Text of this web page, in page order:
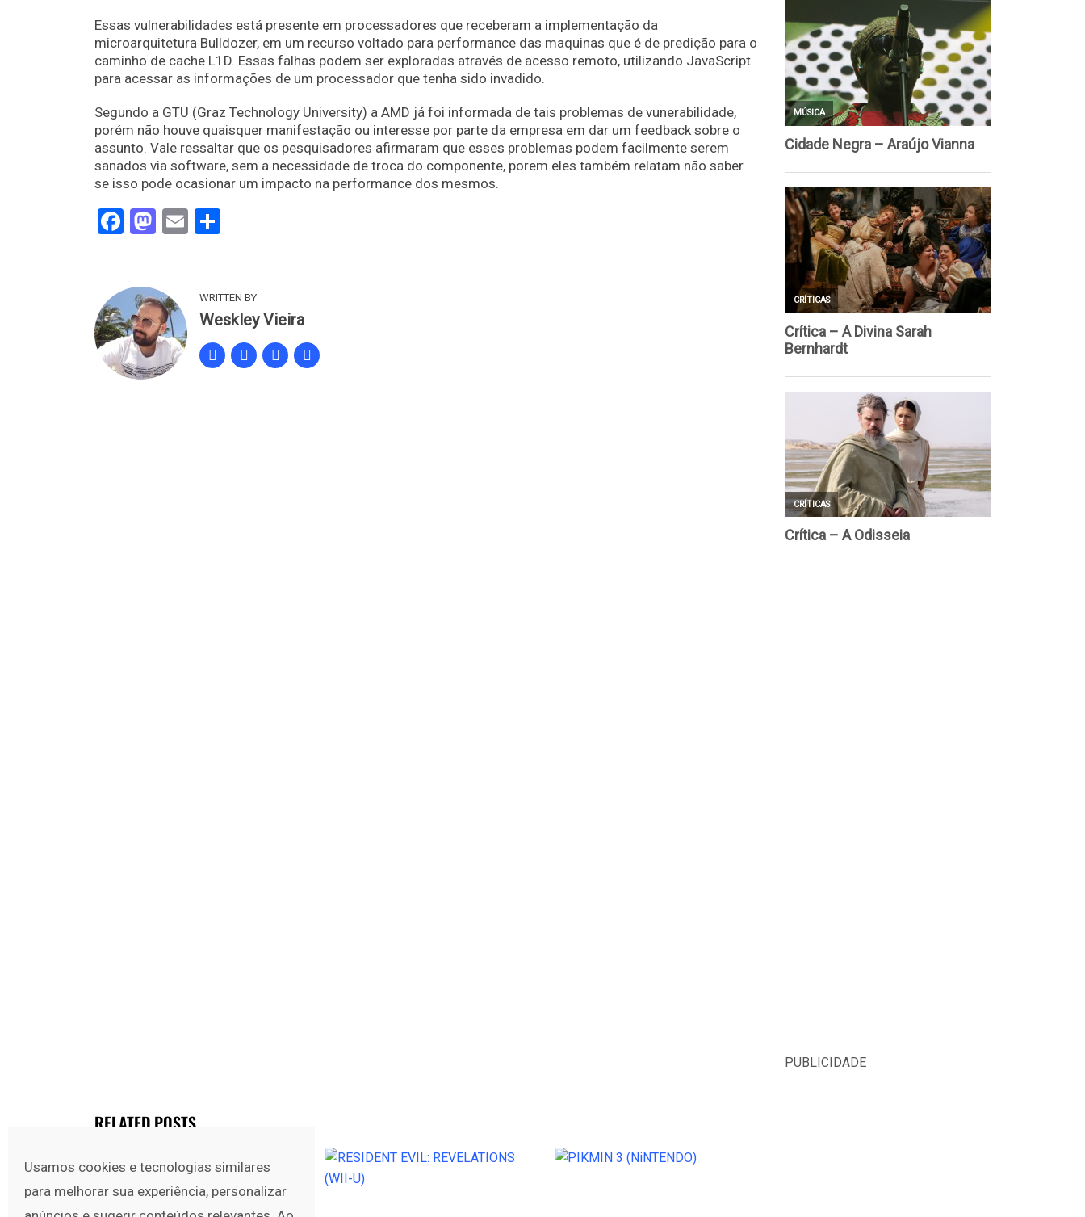
Usamos cookies e tecnologias similares
para melhorar sua experiência, personalizar
Essas vulnerabilidades está presente em processadores que receberam a implementação da
microarquitetura Bulldozer, em um recurso voltado para performance das maquinas que é de predição para o
caminho de cache L1D. Essas falhas podem ser exploradas através de acesso remoto, utilizando JavaScript
para acessar as informações de um processador que tenha sido invadido.
Segundo a GTU (Graz Technology University) a AMD já foi informada de tais problemas de vunerabilidade,
porém não houve quaisquer manifestação ou interesse por parte da empresa em dar um feedback sobre o
assunto. Vale ressaltar que os pesquisadores afirmaram que esses problemas podem facilmente serem
sanados via software, sem a necessidade de troca do componente, porem eles também relatam não saber
se isso pode ocasionar um impacto na performance dos mesmos.
Facebook
Mastodon
Email
WRITTEN BY
Weskley Vieira
PUBLICIDADE
RELATED POSTS